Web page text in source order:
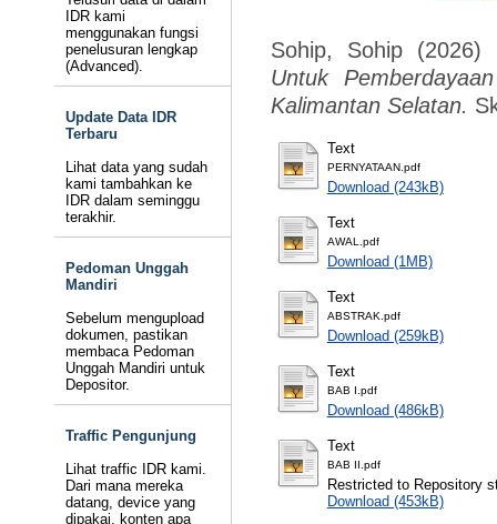
IDR kami
menggunakan fungsi
penelusuran lengkap
(Advanced).
Update Data IDR
Terbaru
Lihat data yang sudah
kami tambahkan ke
IDR dalam seminggu
terakhir.
Pedoman Unggah
Mandiri
Sebelum mengupload
dokumen, pastikan
membaca Pedoman
Unggah Mandiri untuk
Depositor.
Traffic Pengunjung
Lihat traffic IDR kami.
Dari mana mereka
datang, device yang
dipakai, konten apa
Sohip, Sohip (2026)
Untuk
Kalimantan Selatan.
Text
PERNYATAAN.pdf
Download (243kB)
Text
AWAL.pdf
Download (1MB)
Text
ABSTRAK.pdf
Download (259kB)
Text
BAB I.pdf
Download (486kB)
Text
BAB II.pdf
Restricted to Repository
Download (453kB)